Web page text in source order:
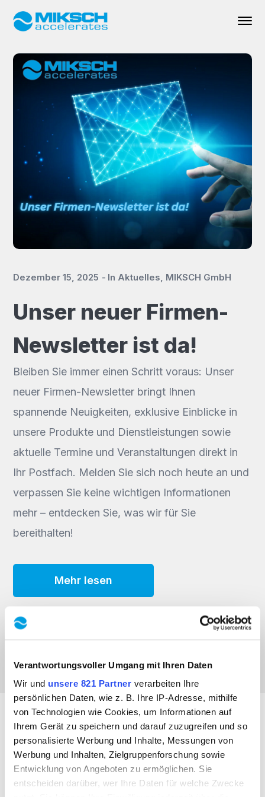
Verantwortungsvoller Umgang mit Ihren Daten
Wir und unsere 821 Partner verarbeiten Ihre
persönlichen Daten, wie z. B. Ihre IP-Adresse, mithilfe
von Technologien wie Cookies, um Informationen auf
Ihrem Gerät zu speichern und darauf zuzugreifen und so
personalisierte Werbung und Inhalte, Messungen von
Werbung und Inhalten, Zielgruppenforschung sowie
Entwicklung von Angeboten zu ermöglichen. Sie
entscheiden darüber, wer Ihre Daten für welche Zwecke
Dezember 15, 2025 In Aktuelles, MIKSCH GmbH
Unser neuer Firmen-
Newsletter ist da!
Bleiben Sie immer einen Schritt voraus: Unser
neuer Firmen-Newsletter bringt Ihnen
spannende Neuigkeiten, exklusive Einblicke in
unsere Produkte und Dienstleistungen sowie
aktuelle Termine und Veranstaltungen direkt in
Ihr Postfach. Melden Sie sich noch heute an und
verpassen Sie keine wichtigen Informationen
mehr – entdecken Sie, was wir für Sie
bereithalten!
Mehr lesen
PRODUKTE
Werkzeugwechsler
Werkzeugmagazine